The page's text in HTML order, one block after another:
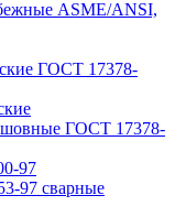
ASME/ANSI,
ГОСТ 17378-
ГОСТ 17378-
97
97 сварные